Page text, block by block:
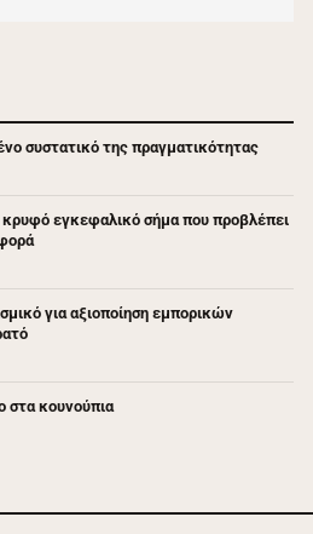
συστατικό της πραγματικότητας
κρυφό εγκεφαλικό σήμα που προβλέπει
για αξιοποίηση εμπορικών
στα κουνούπια